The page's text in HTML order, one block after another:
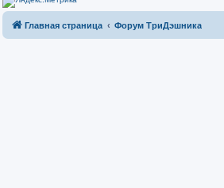
Главная страница Форум ТриДэшника